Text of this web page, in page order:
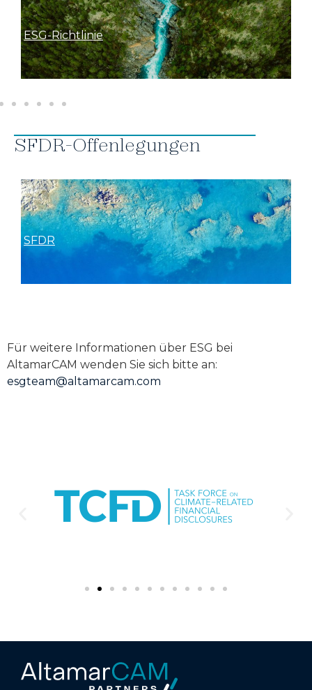
ESG-Richtlinie
SFDR-Offenlegungen
SFDR
Für weitere Informationen über ESG bei
AltamarCAM wenden Sie sich bitte an:
esgteam@altamarcam.com